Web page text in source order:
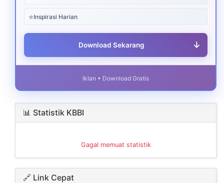
⭐Inspirasi Harian
Download Sekarang ↓
Iklan • Download Gratis
📊 Statistik KBBI
Gagal memuat statistik
🔗 Link Cepat